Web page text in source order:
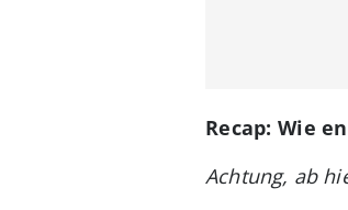
Recap: Wie
Achtung, ab